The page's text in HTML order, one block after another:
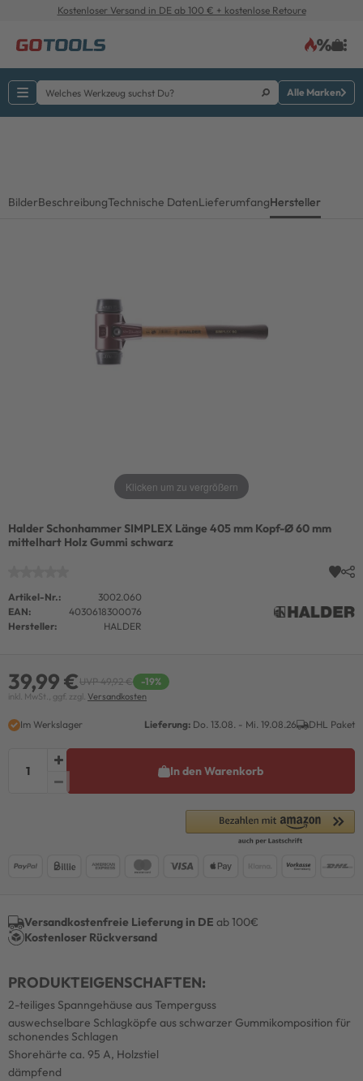
Kostenloser Versand in DE ab 100 € + kostenlose Retoure
Alle Marken
BilderBeschreibungTechnische DatenLieferumfangHersteller
Klicken um zu vergrößern
Halder Schonhammer SIMPLEX Länge 405 mm Kopf-Ø 60 mm
mittelhart Holz Gummi schwarz
Artikel-Nr.:
3002.060
EAN:
4030618300076
Hersteller:
HALDER
39,99 €UVP 49,92 € -19%
inkl. MwSt., ggf. zzgl. Versandkosten
Im Werkslager Lieferung: Do. 13.08. - Mi. 19.08.26 DHL Paket
In den Warenkorb
Versandkostenfreie Lieferung in DE ab 100€
Kostenloser Rückversand
PRODUKTEIGENSCHAFTEN:
2-teiliges Spanngehäuse aus Temperguss
auswechselbare Schlagköpfe aus schwarzer Gummikomposition für
schonendes Schlagen
Shorehärte ca. 95 A, Holzstiel
dämpfend